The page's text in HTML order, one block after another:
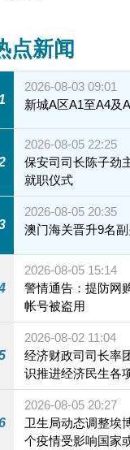
点新闻
2026-08-03 09:01
新城A区A1至A4及
2026-08-05 22:25
保安司司长陈子劲
就职仪式
2026-08-05 20:35
澳门海关晋升9名
2026-08-05 15:14
警情通告：提防网
帐号被盗用
2026-08-02 11:04
经济财政司司长率
识推进经济民生各
2026-08-05 20:27
卫生局动态调整埃
个疫情受影响国家